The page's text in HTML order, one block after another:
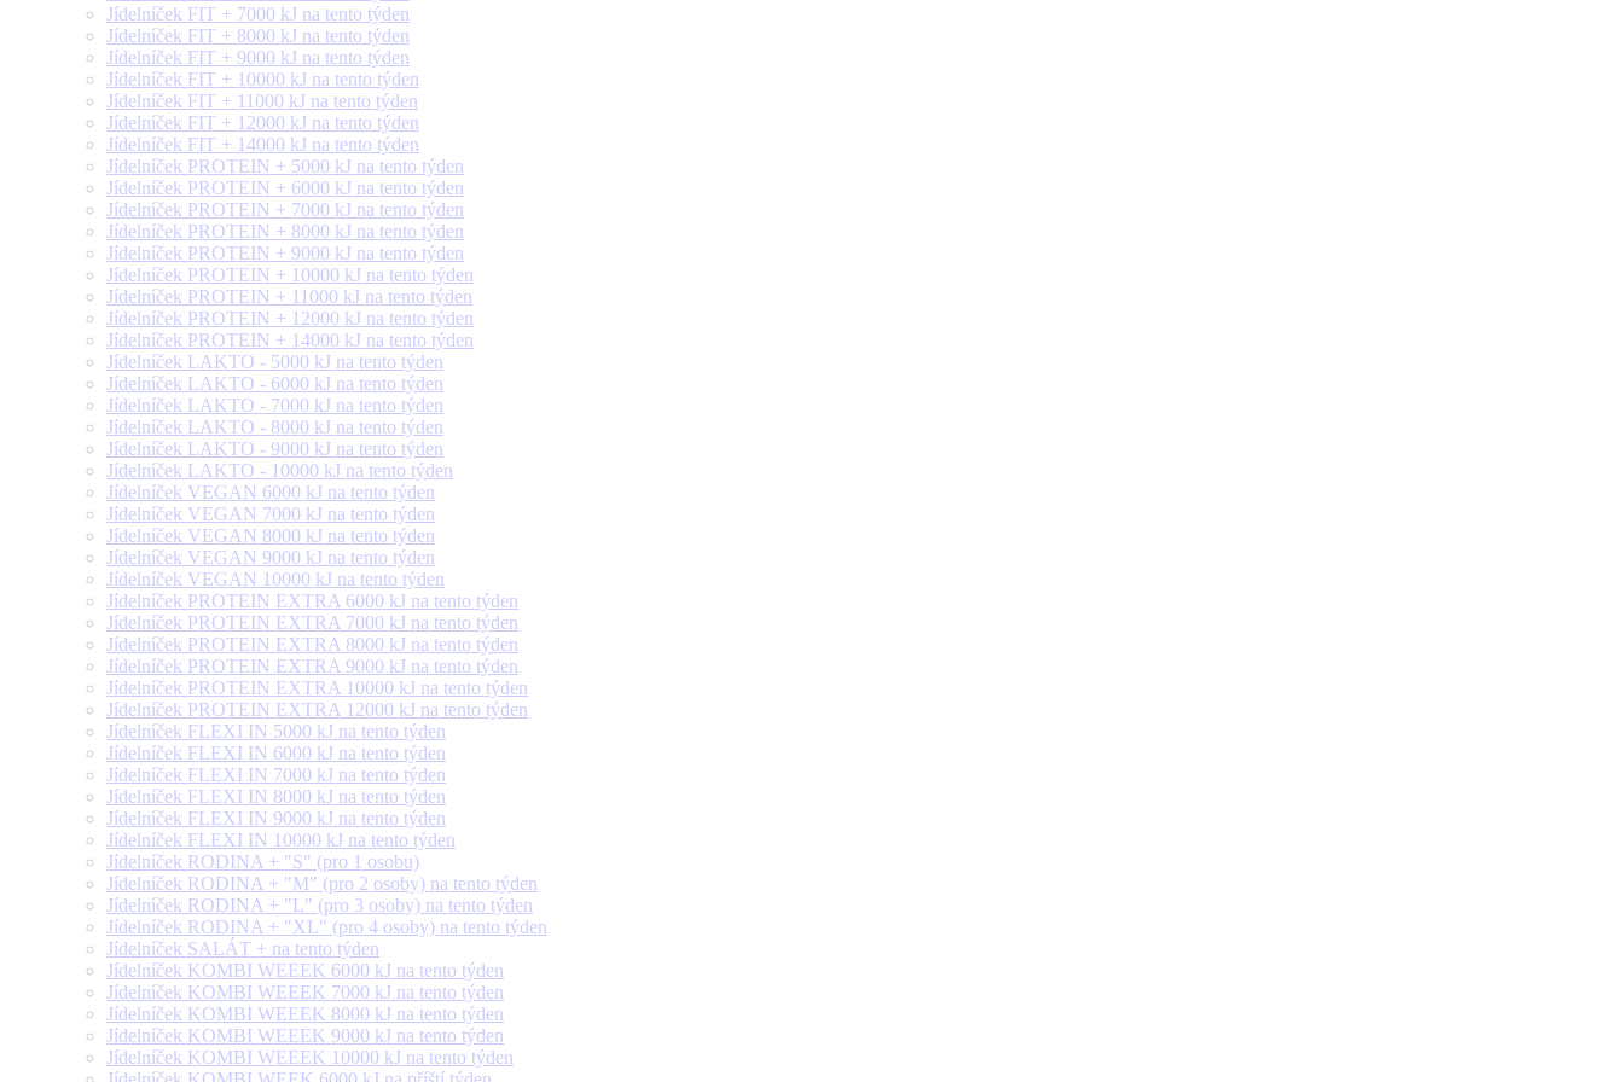
Jídelníček FIT + 7000 kJ na tento týden
Jídelníček FIT + 8000 kJ na tento týden
Jídelníček FIT + 9000 kJ na tento týden
Jídelníček FIT + 10000 kJ na tento týden
Jídelníček FIT + 11000 kJ na tento týden
Jídelníček FIT + 12000 kJ na tento týden
Jídelníček FIT + 14000 kJ na tento týden
Jídelníček PROTEIN + 5000 kJ na tento týden
Jídelníček PROTEIN + 6000 kJ na tento týden
Jídelníček PROTEIN + 7000 kJ na tento týden
Jídelníček PROTEIN + 8000 kJ na tento týden
Jídelníček PROTEIN + 9000 kJ na tento týden
Jídelníček PROTEIN + 10000 kJ na tento týden
Jídelníček PROTEIN + 11000 kJ na tento týden
Jídelníček PROTEIN + 12000 kJ na tento týden
Jídelníček PROTEIN + 14000 kJ na tento týden
Jídelníček LAKTO - 5000 kJ na tento týden
Jídelníček LAKTO - 6000 kJ na tento týden
Jídelníček LAKTO - 7000 kJ na tento týden
Jídelníček LAKTO - 8000 kJ na tento týden
Jídelníček LAKTO - 9000 kJ na tento týden
Jídelníček LAKTO - 10000 kJ na tento týden
Jídelníček VEGAN 6000 kJ na tento týden
Jídelníček VEGAN 7000 kJ na tento týden
Jídelníček VEGAN 8000 kJ na tento týden
Jídelníček VEGAN 9000 kJ na tento týden
Jídelníček VEGAN 10000 kJ na tento týden
Jídelníček PROTEIN EXTRA 6000 kJ na tento týden
Jídelníček PROTEIN EXTRA 7000 kJ na tento týden
Jídelníček PROTEIN EXTRA 8000 kJ na tento týden
Jídelníček PROTEIN EXTRA 9000 kJ na tento týden
Jídelníček PROTEIN EXTRA 10000 kJ na tento týden
Jídelníček PROTEIN EXTRA 12000 kJ na tento týden
Jídelníček FLEXI IN 5000 kJ na tento týden
Jídelníček FLEXI IN 6000 kJ na tento týden
Jídelníček FLEXI IN 7000 kJ na tento týden
Jídelníček FLEXI IN 8000 kJ na tento týden
Jídelníček FLEXI IN 9000 kJ na tento týden
Jídelníček FLEXI IN 10000 kJ na tento týden
Jídelníček RODINA + "S" (pro 1 osobu)
Jídelníček RODINA + "M" (pro 2 osoby) na tento týden
Jídelníček RODINA + "L" (pro 3 osoby) na tento týden
Jídelníček RODINA + "XL" (pro 4 osoby) na tento týden
Jídelníček SALÁT + na tento týden
Jídelníček KOMBI WEEEK 6000 kJ na tento týden
Jídelníček KOMBI WEEEK 7000 kJ na tento týden
Jídelníček KOMBI WEEEK 8000 kJ na tento týden
Jídelníček KOMBI WEEEK 9000 kJ na tento týden
Jídelníček KOMBI WEEEK 10000 kJ na tento týden